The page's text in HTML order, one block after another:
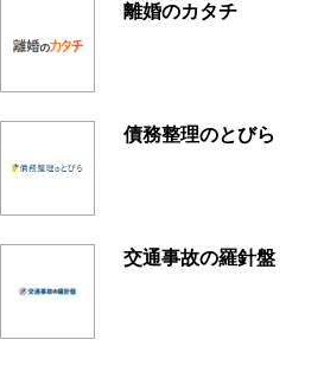
離婚のカタチ
債務整理のとびら
交通事故の羅針盤